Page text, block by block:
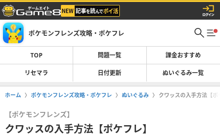
ポケモンフレンズ攻略・ポケフレ
TOP 問題一覧 課金おすすめ
リセマラ 日付更新 ぬいぐるみ一覧
ホーム ポケモンフレンズ攻略・ポケフレ ぬいぐるみ クワッスの入手方法【ポ
【ポケモンフレンズ】
クワッスの入手方法【ポケフレ】